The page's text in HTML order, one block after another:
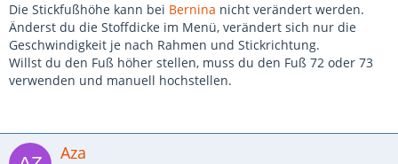
Die Stickfußhöhe kann bei Bernina nicht verändert werden.
Änderst du die Stoffdicke im Menü, verändert sich nur die
Geschwindigkeit je nach Rahmen und Stickrichtung.
Willst du den Fuß höher stellen, muss du den Fuß 72 oder 73
verwenden und manuell hochstellen.
Aza